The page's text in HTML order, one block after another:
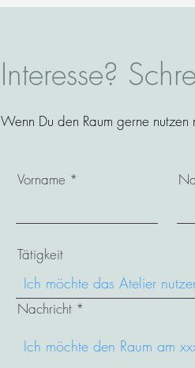
Interesse?
Wenn Du den Raum gerne
Vorname
Tätigkeit
Nachricht